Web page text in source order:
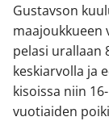
Gustavson
maajoukkueen
pelasi urallaan
keskiarvolla ja
kisoissa niin
vuotiaiden